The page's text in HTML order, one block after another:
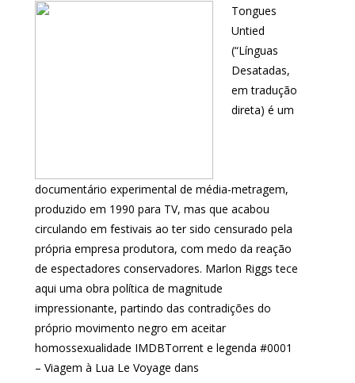
Tongues
Untied
(“Línguas
Desatadas,
em tradução
direta) é um
documentário experimental de média-metragem,
produzido em 1990 para TV, mas que acabou
circulando em festivais ao ter sido censurado pela
própria empresa produtora, com medo da reação
de espectadores conservadores. Marlon Riggs tece
aqui uma obra política de magnitude
impressionante, partindo das contradições do
próprio movimento negro em aceitar
homossexualidade IMDBTorrent e legenda #0001
– Viagem à Lua Le Voyage dans